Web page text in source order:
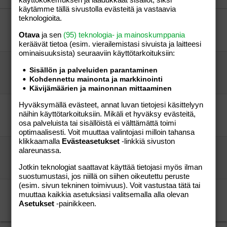
Verdana
kesä vauvoja??
tuleva mamma88
Perhe-elämä
6
Perhe-elämä
12.02.2006
aNNraN
äityli81
Perhe-elämä
0
Perhe-elämä
15.03.2006
äityli81
Kuopion alueen odottajat!
kissa73 Perhe-elämä
0
Perhe-elämä
31.01.2006
kissa73
L.A. huhtikuussa
2
Perhe-elämä
05.09.2005
peppi81
lokaäitejä?
ronja-86
Perhe-elämä
niinuska-86
käytämme tällä sivustolla evästeitä ja vastaavia
teknologioita.
Otavaja sen (95) teknologia- ja mainoskumppania
keräävät tietoa (esim. vierailemis­tasi sivuista ja laitteesi
ominaisuuk­sista) seuraaviin käyttötarkoituksiin:
Sisällön ja palveluiden parantaminen
Kohdennettu mainonta ja markkinointi
Kävijämäärien ja mainonnan mittaaminen
Hyväksymällä evästeet, annat luvan tietojesi käsittelyyn
näihin käyttötarkoituksiin. Mikäli et hyväksy evästeitä,
osa palveluista tai sisällöistä ei välttämättä toimi
optimaalisesti. Voit muuttaa valintojasi milloin tahansa
klikkaamalla Evästeasetukset -linkkiä sivuston
alareunassa.
Jotkin teknologiat saattavat käyttää tietojasi myös ilman
suostumustasi, jos niillä on siihen oikeutettu peruste
(esim. sivun tekninen toimivuus). Voit vastustaa tätä tai
muuttaa kaikkia asetuksiasi valitsemalla alla olevan
Asetukset -painikkeen.